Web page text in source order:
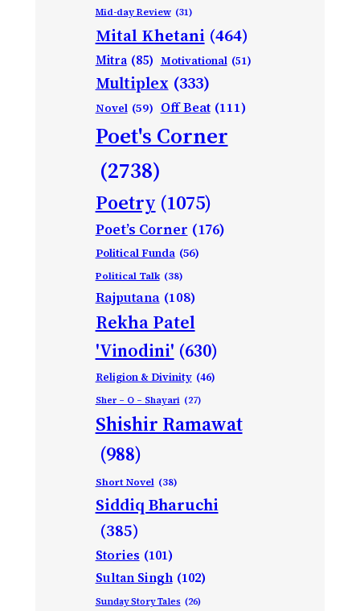
Mid-day Review (31)
Mital Khetani (464)
Mitra (85) Motivational (51)
Multiplex (333)
Novel (59) Off Beat (111)
Poet's Corner
(2738)
Poetry (1075)
Poet’s Corner (176)
Political Funda (56)
Political Talk (38)
Rajputana (108)
Rekha Patel
'Vinodini' (630)
Religion & Divinity (46)
Sher – O – Shayari (27)
Shishir Ramawat
(988)
Short Novel (38)
Siddiq Bharuchi
(385)
Stories (101)
Sultan Singh (102)
Sunday Story Tales (26)